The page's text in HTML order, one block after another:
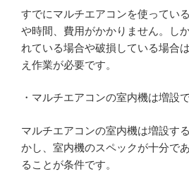
すでにマルチエアコンを使ってい
や時間、費用がかかりません。し
れている場合や破損している場合
え作業が必要です。
・マルチエアコンの室内機は増設
マルチエアコンの室内機は増設す
かし、室内機のスペックが十分で
ることが条件です。